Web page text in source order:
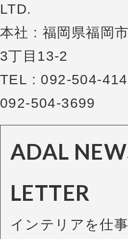
LTD.
本社 : 福岡県福岡
3丁目13-2
TEL : 092-504-
092-504-3699
ADAL
LETTER
インテリアを仕